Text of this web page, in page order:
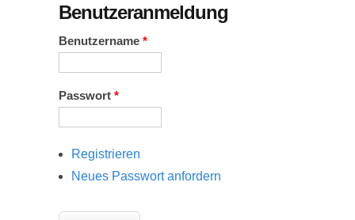
Benutzeranmeldung
Benutzername *
Passwort *
Registrieren
Neues Passwort anfordern